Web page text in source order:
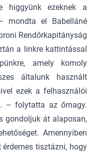
higgyünk ezeknek a
mondta el Babelláné
Rendőrkapitányság
a linkre kattintással
amely komoly
általunk használt
ezek a felhasználói
– folytatta az őrnagy.
gondoljuk át alaposan,
Amennyiben
tisztázni, hogy